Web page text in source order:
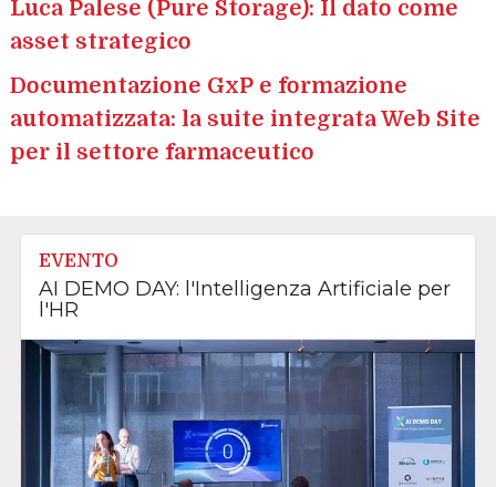
Luca Palese (Pure Storage): Il dato come
asset strategico
Documentazione GxP e formazione
automatizzata: la suite integrata Web Site
per il settore farmaceutico
EVENTO
AI DEMO DAY: l'Intelligenza Artificiale per
l'HR